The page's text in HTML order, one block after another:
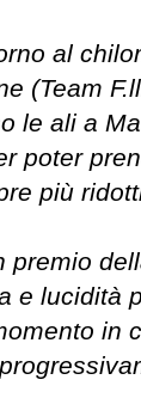
al
(Team
le ali a
poter
più
premio
e lucidità
in